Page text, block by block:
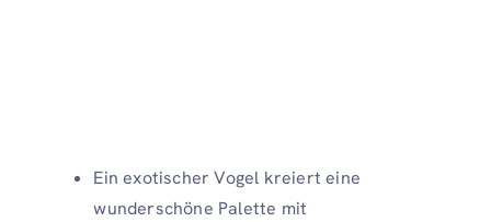
Ein exotischer Vogel kreiert eine
wunderschöne Palette mit